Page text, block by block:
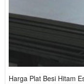
Harga Plat Besi Hitam